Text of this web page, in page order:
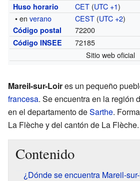
Huso horario CET (UTC +1)
• enverano CEST (UTC +2)
Código postal 72200
Código INSEE
72185
Sitio web oficial
Mareil-sur-Loires un pequeño
francesa. Se encuentra en la región
en el departamento deSarthe.
La Flèche y del cantón de La Flèche.
Contenido
¿Dónde se encuentra Mareil-